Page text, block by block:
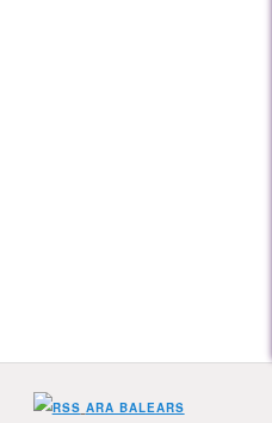
ARA BALEARS